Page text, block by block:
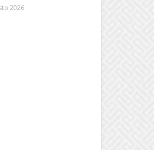
2026